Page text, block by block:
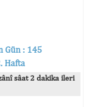
Gün : 145
Hafta
sâat 2 dakika ileri